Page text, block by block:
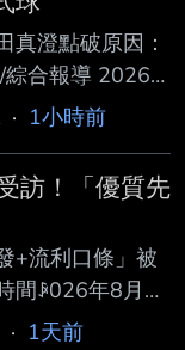
真澄點破原因：
綜合報導 2026-
「侍Japan」
標賽」（8月9
為日本棒壇傳
界現況敲響警
「力量與速
技術下滑，這
盲目推崇美式
· 1小時前
訪！「優質先
+流利口條」被
間ꀲ026年8月7
合報導 旅美效
· 1天前